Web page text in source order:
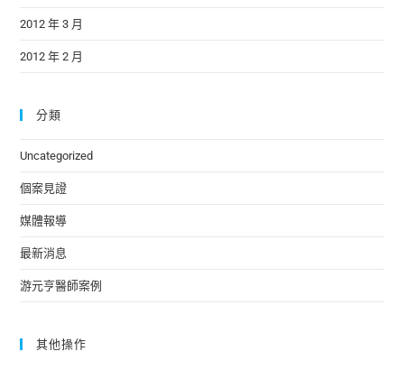
2012 年 3 月
2012 年 2 月
分類
Uncategorized
個案見證
媒體報導
最新消息
游元亨醫師案例
其他操作